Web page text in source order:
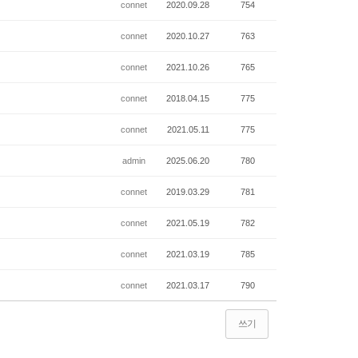
connet 2020.09.28 754
connet 2020.10.27 763
connet 2021.10.26 765
connet 2018.04.15 775
connet 2021.05.11 775
admin 2025.06.20 780
connet 2019.03.29 781
connet 2021.05.19 782
connet 2021.03.19 785
connet 2021.03.17 790
쓰기